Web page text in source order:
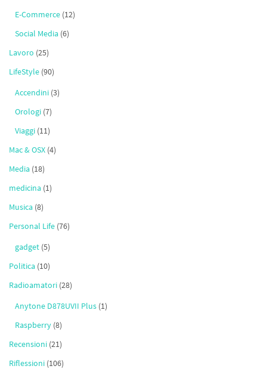
E-Commerce (12)
Social Media (6)
Lavoro (25)
LifeStyle (90)
Accendini (3)
Orologi (7)
Viaggi (11)
Mac & OSX (4)
Media (18)
medicina (1)
Musica (8)
Personal Life (76)
gadget (5)
Politica (10)
Radioamatori (28)
Anytone D878UVII Plus (1)
Raspberry (8)
Recensioni (21)
Riflessioni (106)